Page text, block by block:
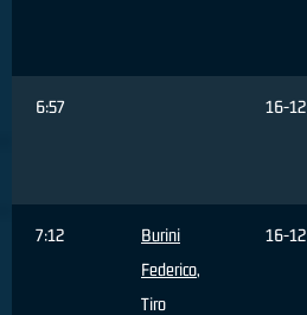
6:57 16-12
7:12
Burini
Federico,
Tiro
16-12